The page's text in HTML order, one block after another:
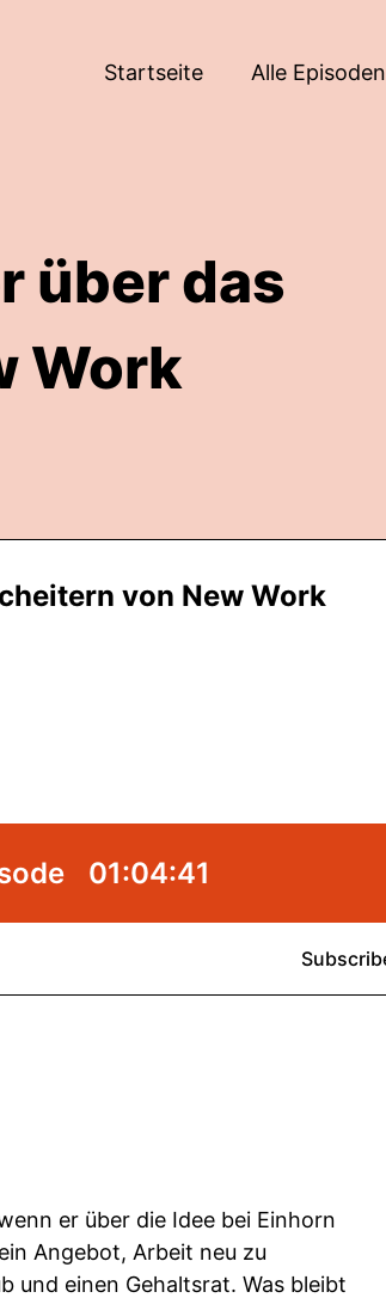
Startseite Alle Episoden
über das
Work
er über die Idee bei Einhorn
Angebot, Arbeit neu zu
und einen Gehaltsrat. Was bleibt